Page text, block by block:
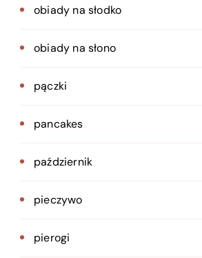
obiady na słodko
obiady na słono
pączki
pancakes
październik
pieczywo
pierogi